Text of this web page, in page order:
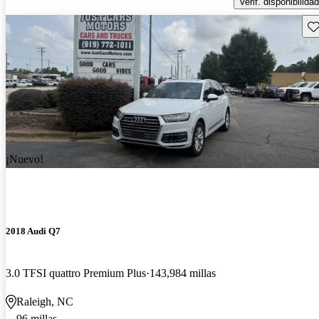
¡Nuevo!
2018 Audi Q7
3.0 TFSI quattro Premium Plus 143,984 millas
Raleigh, NC